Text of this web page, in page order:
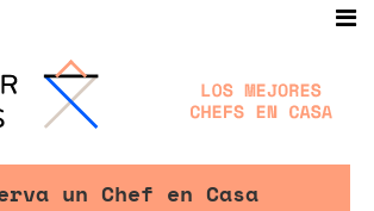
un Chef en Casa